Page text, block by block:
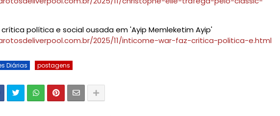
política e social ousada em 'Ayip Memleketim Ayip'
2025/11/inticome-war-faz-critica-politica-e.html
Diárias postagens